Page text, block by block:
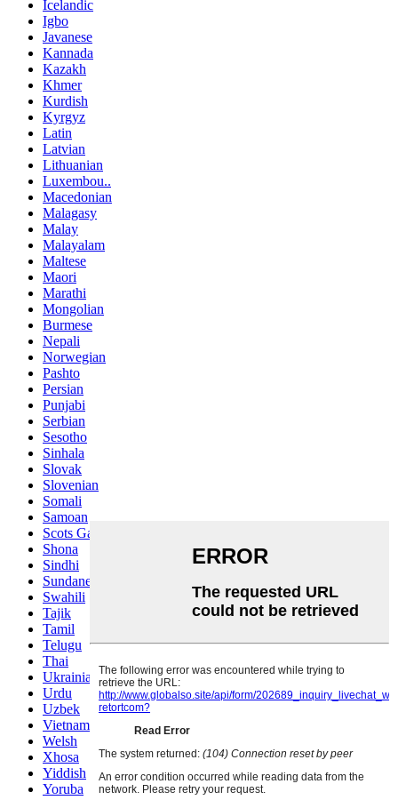
Icelandic
Igbo
Javanese
Kannada
Kazakh
Khmer
Kurdish
Kyrgyz
Latin
Latvian
Lithuanian
Luxembou..
Macedonian
Malagasy
Malay
Malayalam
Maltese
Maori
Marathi
Mongolian
Burmese
Nepali
Norwegian
Pashto
Persian
Punjabi
Serbian
Sesotho
Sinhala
Slovak
Slovenian
Somali
Samoan
Scots Gaelic
Shona
Sindhi
Sundanese
Swahili
Tajik
Tamil
Telugu
Thai
Ukrainian
Urdu
Uzbek
Vietnamese
Welsh
Xhosa
Yiddish
Yoruba